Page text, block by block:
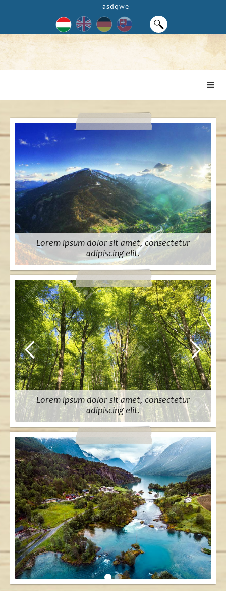
asdqwe
Lorem ipsum dolor sit amet, consectetur
adipiscing elit.
Lorem ipsum dolor sit amet, consectetur
adipiscing elit.